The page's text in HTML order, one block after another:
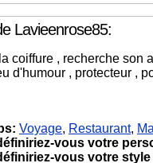
Lavieenrose85:
coiffure , recherche son
d'humour , protecteur ,
Voyage, Restaurant,
vous votre
vous votre